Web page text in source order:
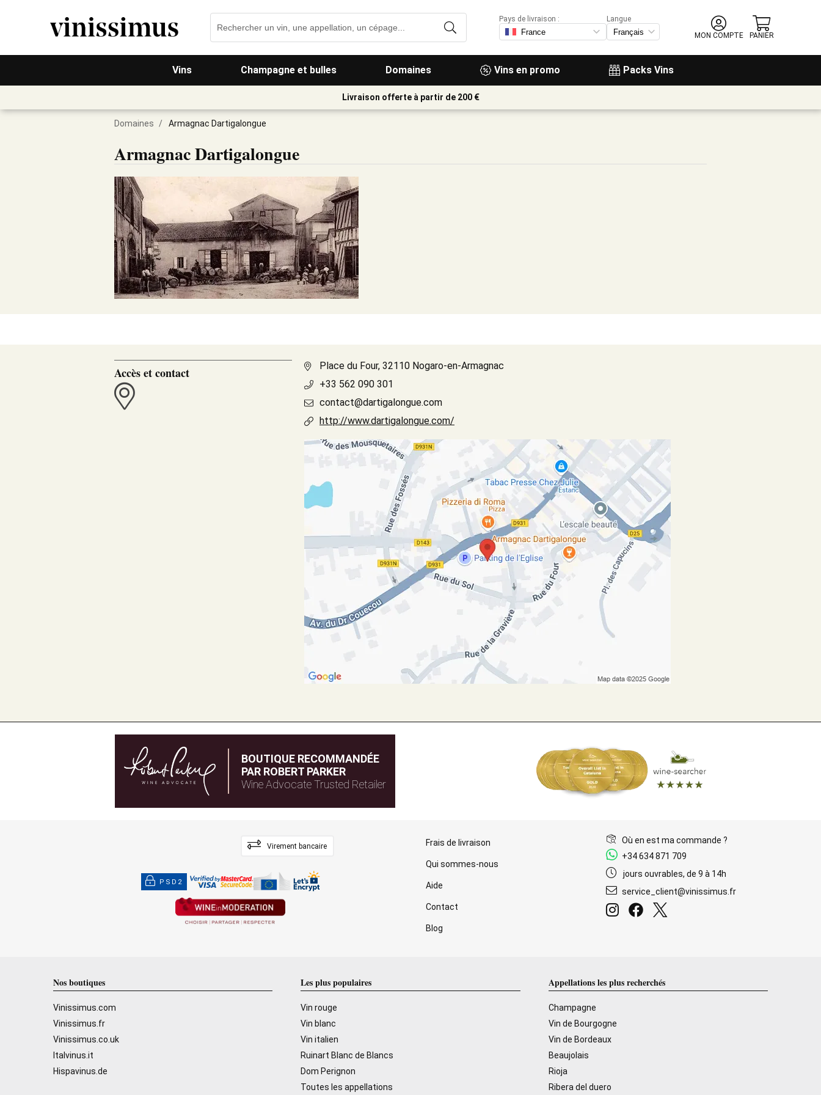
Vins Champagne et bulles Domaines Vins en promo Packs Vins
Pays de livraison :
Langue
MON COMPTE
PANIER
Livraison offerte à partir de 200 €
Domaines / Armagnac Dartigalongue
Armagnac Dartigalongue
Accès et contact
Place du Four, 32110 Nogaro-en-Armagnac
+33 562 090 301
contact@dartigalongue.com
http://www.dartigalongue.com/
BOUTIQUE RECOMMANDÉE
PAR ROBERT PARKER
Wine Advocate Trusted Retailer
Virement bancaire
PSD2
Frais de livraison
Qui sommes-nous
Aide
Contact
Blog
Où en est ma commande ?
+34 634 871 709
jours ouvrables, de 9 à 14h
service_client@vinissimus.fr
Nos boutiques
Vinissimus.com
Vinissimus.fr
Vinissimus.co.uk
Italvinus.it
Hispavinus.de
Les plus populaires
Vin rouge
Vin blanc
Vin italien
Ruinart Blanc de Blancs
Dom Perignon
Toutes les appellations
Appellations les plus recherchés
Champagne
Vin de Bourgogne
Vin de Bordeaux
Beaujolais
Rioja
Ribera del duero